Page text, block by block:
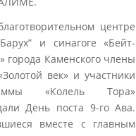
центре
и синагоге «Бейт-
города Каменского члены
век» и участники
«Колель Тора»
День поста 9-го Ава.
вместе с главным